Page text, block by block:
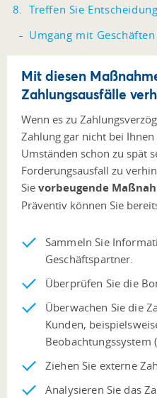
Treffen Sie
Umgang mit
Mit diesen
Zahlungsausfälle
Wenn es zu
Zahlung gar nicht bei
Umständen schon zu spät
Forderungsausfall zu
Sie vorbeugende
Präventiv können Sie
Sammeln Sie
Geschäftspartner.
Überprüfen Sie die
Überwachen Sie die
Kunden,
Beobachtungssystem
Ziehen Sie externe
Analysieren Sie das